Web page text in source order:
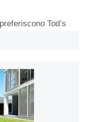
Tod’s